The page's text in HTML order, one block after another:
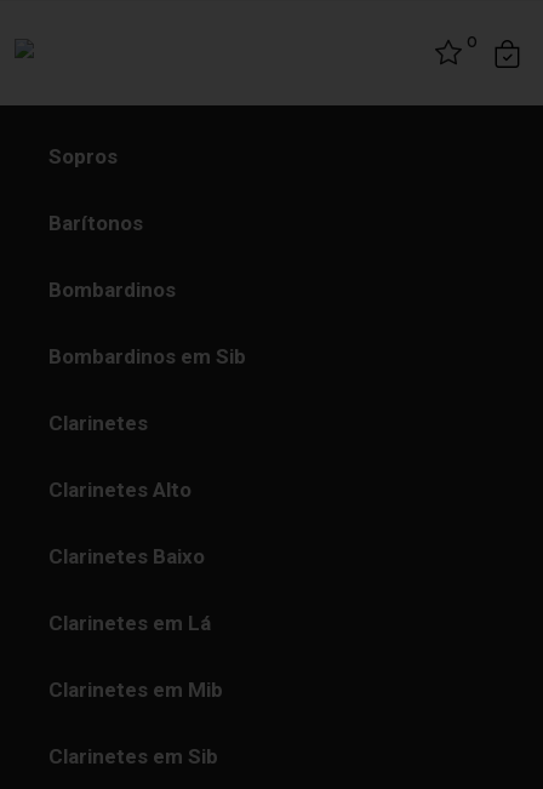
0
Sopros
Barítonos
Bombardinos
Bombardinos em Sib
Clarinetes
Clarinetes Alto
Clarinetes Baixo
Clarinetes em Lá
Clarinetes em Mib
Clarinetes em Sib